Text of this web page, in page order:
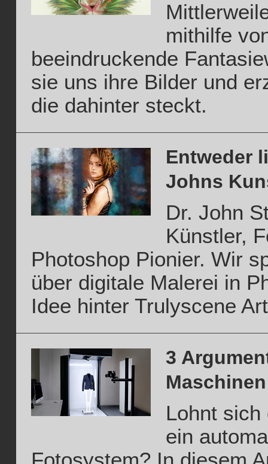
mithilfe
beeindruckende
sie uns ihre Bilder und
die dahinter steckt.
Entweder
Johns
Dr. John
Künstler,
Photoshop Pionier. Wir
über digitale Malerei in
Idee hinter Trulyscene
3
Maschinen
Lohnt
ein